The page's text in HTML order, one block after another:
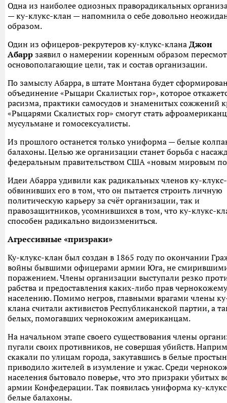
Одна из наиболее одиозных праворадикальных
— ку-клукс-клан — напомнила о себе довольно
образом.
Один из офицеров-рекрутеров ку-клукс-клана Джон
Абарр заявил о намерении коренным образом
основополагающие цели, так и состав организации.
По замыслу Абарра, в штате Монтана будет
объединение «Рыцари Скалистых гор», которое
расизма, практики самосудов и знаменитых сожжений
«Рыцарями Скалистых гор» смогут стать
мусульмане и гомосексуалисты.
Из прошлого останется только униформа — белые
балахоны. Целью же организации станет борьба с
федеральным правительством США «новым мировым
Идеи Абарра удивили как радикальных членов ку-
обвинивших его в том, что он пытается строить личную
политическую карьеру за счёт организации, так и
правозащитников, усомнившихся в том, что ку-клукс-
способен радикально видоизмениться.
Агрессивные «призраки»
Ку-клукс-клан был создан в 1865 году по окончании
войны бывшими офицерами армии Юга, не
поражением. Члены организации выступали резко
рабства и предоставления каких-либо прав чернокожему
населению. Помимо негров, главными врагами члены
клана считали активистов Республиканской партии, а
белых, помогавших чернокожим американцам.
На начальном этапе своего существования члены
пугали своих противников, не совершая убийств.
скакали по улицам города, закутавшись в белые
приводило жителей в изумление и ужас. Среди
населения бытовало поверье, что это призраки убитых
армии Конфедерации. Так появилась униформа ку-
белые балахоны.